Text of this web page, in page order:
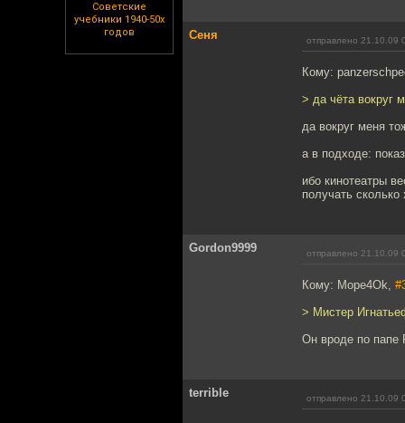
Советские
учебники 1940-50х
годов
Сеня отправлено 21.10.09
Кому:
> да чёта вокруг
да вокруг меня
а в подходе:
ибо кинотеатры
получать сколько
Gordon9999 отправлено 21.10.09
Кому: Mope4Ok,
> Мистер
Он вроде по папе
terrible отправлено 21.10.09